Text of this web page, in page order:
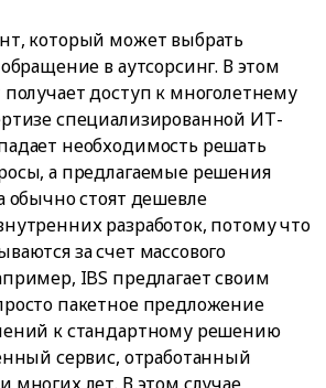
который может выбрать
в аутсорсинг. В этом
получает доступ к многолетнему
специализированной ИТ-
необходимость решать
а предлагаемые решения
обычно стоят дешевле
разработок, потому что
за счет массового
IBS предлагает своим
пакетное предложение
к стандартному решению
сервис, отработанный